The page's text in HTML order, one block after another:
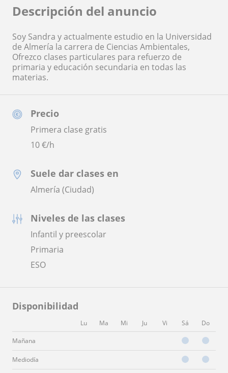
Precio
Primera clase gratis
10€/h
Suele dar clases en
Almería (Ciudad)
Niveles de las clases
Infantil y preescolar
Primaria
ESO
Disponibilidad
Lu Ma Mi Ju Vi Sá Do
Mañana
Mediodía
Descripción del anuncio
Soy Sandra y actualmente estudio en la Universidad
de Almería la carrera de Ciencias Ambientales,
Ofrezco clases particulares para refuerzo de
primaria y educación secundaria en todas las
materias.